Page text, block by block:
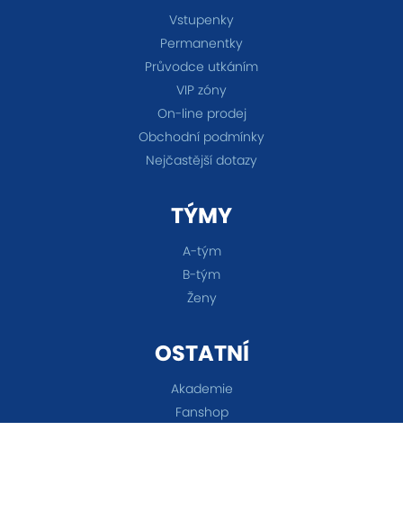
Vstupenky
Permanentky
Průvodce utkáním
VIP zóny
On-line prodej
Obchodní podmínky
Nejčastější dotazy
TÝMY
A-tým
B-tým
Ženy
OSTATNÍ
Akademie
Fanshop